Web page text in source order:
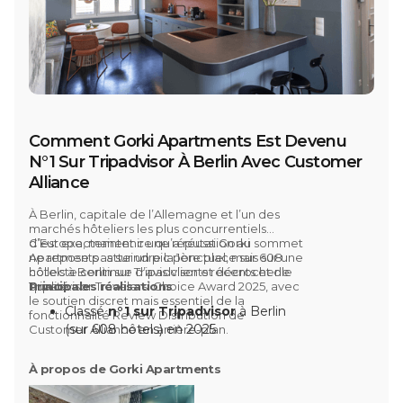
Comment Gorki Apartments Est Devenu
N°1 Sur Tripadvisor À Berlin Avec Customer
Alliance
À Berlin, capitale de l’Allemagne et l’un des
marchés hôteliers les plus concurrentiels
d’Europe, maintenir une réputation au sommet
ne repose pas sur un pic ponctuel, mais sur une
collecte continue d’avis clients récents et de
qualité.
C’est exactement ce qu’a réussiGorki
Apartments: atteindre la 1ère place sur 608
hôtels à Berlin sur Tripadvisor et décrocher le
Tripadvisor Travelers’ Choice Award 2025, avec
le soutien discret mais essentiel de la
fonctionnalitéReview Distribution de
Customer Allianceen arrière-plan.
Principales réalisations
Classén°1 sur Tripadvisorà Berlin
(sur 608 hôtels) en 2025
générés via la fonctionnalité
Distribution de Customer Alliance
À propos de Gorki Apartments